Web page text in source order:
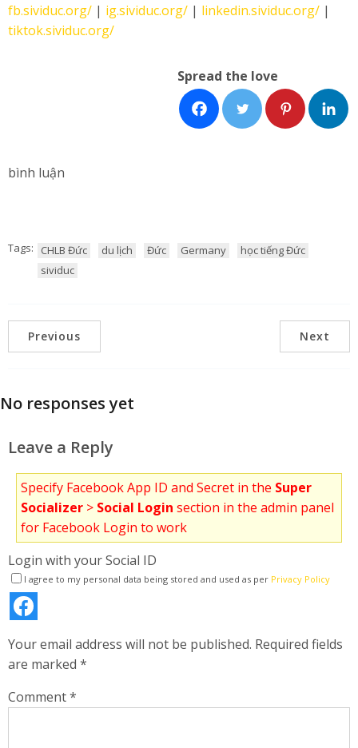
fb.sividuc.org/ | ig.sividuc.org/ | linkedin.sividuc.org/ |
tiktok.sividuc.org/
Spread the love
bình luận
Tags: CHLB Đức du lịch Đức Germany
học tiếng Đức
sividuc
Previous Next
No responses yet
Leave a Reply
Specify Facebook App ID and Secret in the Super
Socializer > Social Login section in the admin panel
for Facebook Login to work
Login with your Social ID
I agree to my personal data being stored and used as per Privacy Policy
Your email address will not be published. Required fields
are marked *
Comment*